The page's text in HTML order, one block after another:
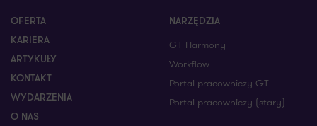
OFERTA
KARIERA
ARTYKUŁY
KONTAKT
WYDARZENIA
O NAS
NARZĘDZIA
GT Harmony
Workflow
Portal pracowniczy GT
Portal pracowniczy (stary)